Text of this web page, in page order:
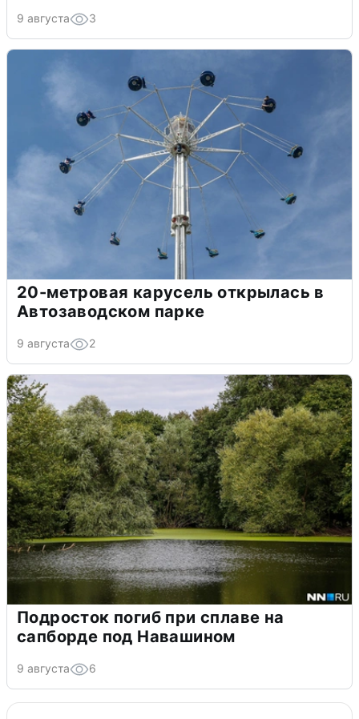
9 августа 3
20-метровая карусель открылась в
Автозаводском парке
9 августа 2
Подросток погиб при сплаве на
сапборде под Навашином
9 августа 6